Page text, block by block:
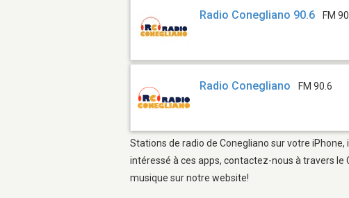
Radio Conegliano 90.6 FM
Radio Conegliano FM 90.6
Stations de radio de Conegliano sur votre
intéressé à ces apps, contactez-nous à travers
musique sur notre website!